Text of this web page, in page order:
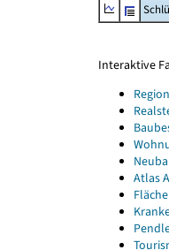
Interaktive
Atlas